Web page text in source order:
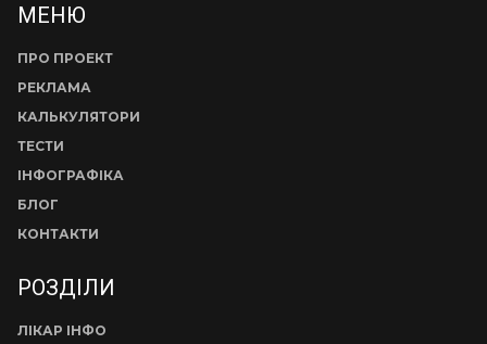
МЕНЮ
ПРО ПРОЕКТ
РЕКЛАМА
КАЛЬКУЛЯТОРИ
ТЕСТИ
ІНФОГРАФІКА
БЛОГ
КОНТАКТИ
РОЗДІЛИ
ЛІКАР ІНФО